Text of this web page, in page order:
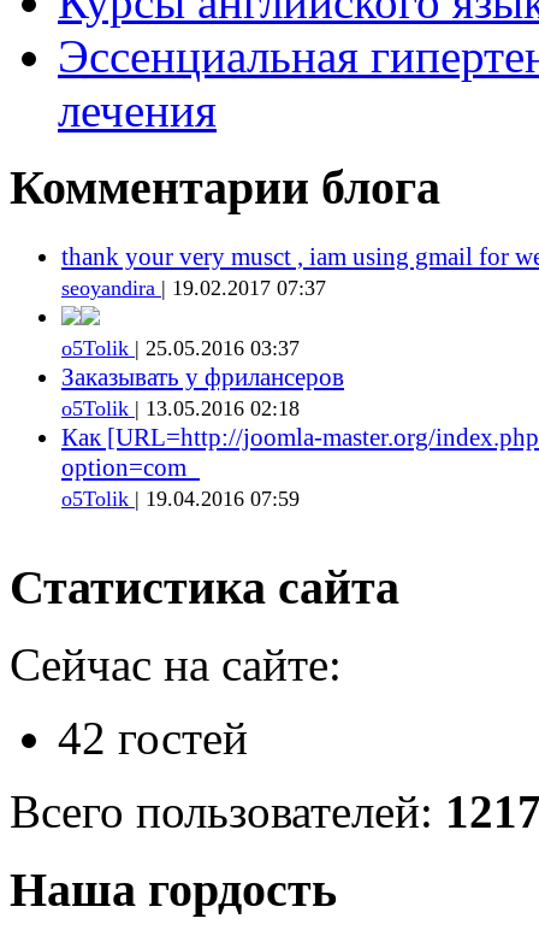
Эссенциальная
лечения
Комментарии блога
thank your very musct , iam using gmail for
seoyandira | 19.02.2017 07:37
o5Tolik | 25.05.2016 03:37
Заказывать у фрилансеров
o5Tolik | 13.05.2016 02:18
Как [URL=http://joomla-master.org/
option=com_
o5Tolik | 19.04.2016 07:59
Статистика сайта
Сейчас на сайте:
42 гостей
Всего пользователей:
Наша гордость